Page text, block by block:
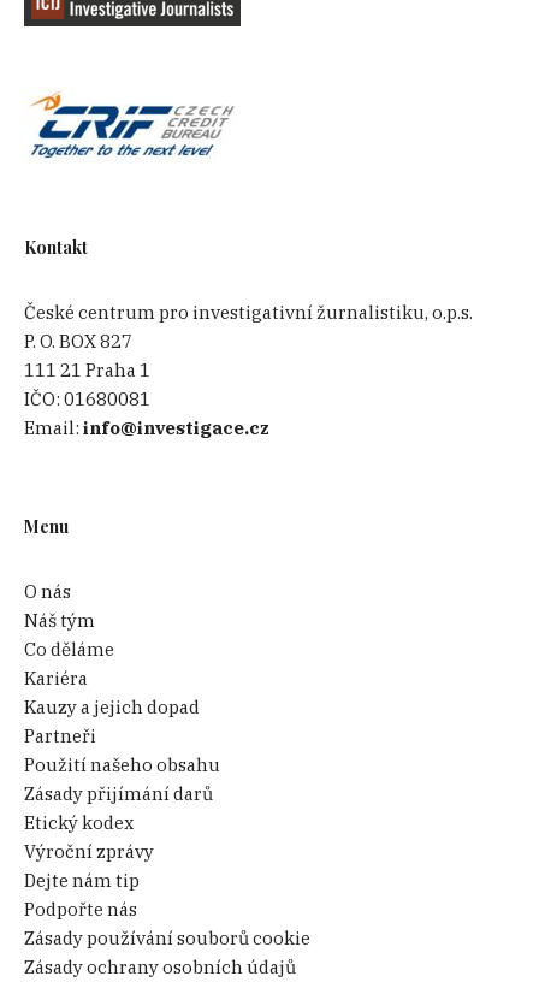
Kontakt
České centrum pro investigativní žurnalistiku, o.p.s.
P. O. BOX 827
111 21 Praha 1
IČO:01680081
Email:info@investigace.cz
Menu
O nás
Náš tým
Co děláme
Kariéra
Kauzy a jejich dopad
Partneři
Použití našeho obsahu
Zásady přijímání darů
Etický kodex
Výroční zprávy
Dejte nám tip
Podpořte nás
Zásady používání souborů cookie
Zásady ochrany osobních údajů